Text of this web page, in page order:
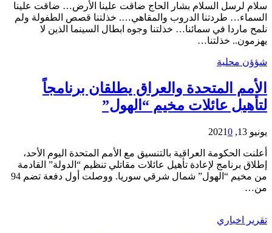
سلام لرسل السلام بشار الحاج ضاقت علينا الأرض… ضاقت علينا
السماء… طردتنا الدروب والمقاهي…. خذلتنا قصص الطفولة ولم
نلمح ماردا في سمائنا… خذلتنا وجوه ابطال السينما الذين لا
يهزمون.. خذلتنا…
شؤؤن محلية
الأمم المتحدة والعراق يطلقان برنامجاً
لتأهيل عائلات مخيم “الهول”
يونيو 13, 2021 0
أعلنت الحكومة العراقية بالتنسيق مع الأمم المتحدة اليوم الأحد،
إطلاق برنامج لإعادة تأهيل عائلات مقاتلي تنظيم “الدولة” القادمة
من مخيم “الهول” شمال شرقي سوريا. ووصلت أول دفعة تضم 94
من…
تقرير اخباري